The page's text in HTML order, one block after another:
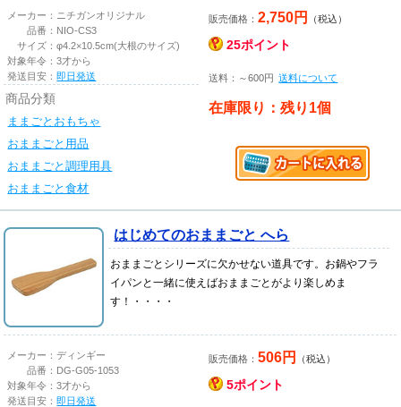
メーカー： ニチガンオリジナル
品番： NIO-CS3
サイズ：φ4.2×10.5cm(大根のサイズ)
対象年令：3才から
発送目安：即日発送
商品分類
ままごとおもちゃ
おままごと用品
おままごと調理用具
おままごと食材
販売価格：2,750円 （税込）
25ポイント
送料：～600円 送料について
在庫限り：残り1個
はじめてのおままごと へら
おままごとシリーズに欠かせない道具です。お鍋やフラ
イパンと一緒に使えばおままごとがより楽しめま
す！・・・・
メーカー：ディンギー
品番： DG-G05-1053
対象年令：3才から
発送目安：即日発送
販売価格：506円 （税込）
5ポイント